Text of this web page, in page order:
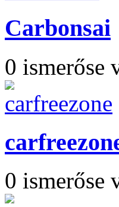
Carbonsai
0 ismerőse
0 ismerőse